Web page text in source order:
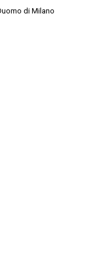
di Milano